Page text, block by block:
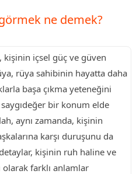
ne demek?
içsel güç ve güven
rüya sahibinin hayatta daha
başa çıkma yeteneğini
bir konum elde
aynı zamanda, kişinin
karşı duruşunu da
kişinin ruh haline ve
olarak farklı anlamlar